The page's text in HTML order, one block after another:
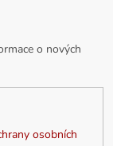
o nových
osobních